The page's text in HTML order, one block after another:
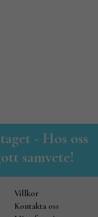
- Hos oss
samvete!
Villkor
Kontakta oss